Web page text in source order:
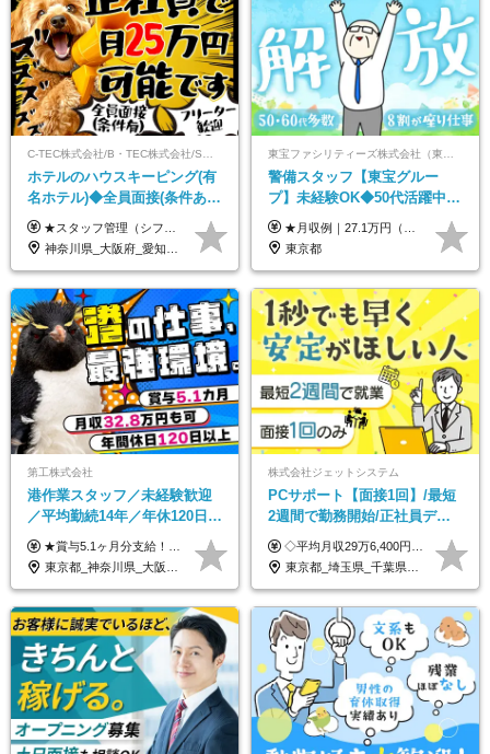
ホテルのハウスキーピング(有
名ホテル)◆全員面接(条件あ
り)◆未経験OK◆リゾート地
も選べる◆月25万円
★スタッフ管理（シフト調整など）の経験があれば【月給28万円以上】 ★賞与支給実績：基本給の2ヶ月分～3ヶ月分 ＝＝ライフスタイルに合わせて働き方を選べます＝＝ ■正社員 ＜未経験者＞月給25万円(寮なしの場合)～35万円＋賞与年2回 ＜経験者＞月給28万円～35万円＋賞与年2回 ※寮をご利用の場合は月給22万円～ ※経験やスキルに応じて決定します ※残業代全額支給 ※試用期間（3ヶ月間）中の雇用形態や待遇に差異はありません ※正社員の場合、転勤の可能性あり ■契約社員 月給22万円～＋残業代全額支給 ※契約社員の場合、賞与の支給および転勤の可能性はありません ※勤務時間や勤務日数の希望があればご相談に応じます ※試用期間なし ※契約の更新 有(勤務状況により判断する) 更新上限 有(通算契約期間の上限 1年/更新回数の上限 なし)
神奈川県_大阪府_愛知県_北海道_兵庫県_京都府_広島県_福岡県_大分県_宮崎県_鹿児島県_沖縄県
警備スタッフ【東宝グルー
プ】未経験OK◆50代活躍中
◆1勤務で2日分休み◆8割が座
り仕事◆賞与年2回
★月収例｜27.1万円（月給+残業代2.4万円+資格手当0.2万円+家族手当0.85万円） ★賞与年2回＆充実した手当あり！ ■月給23万6,500円～＋賞与年2回＋各種手当 ┗月給には職務手当19,500円、調整手当15,000円、住宅手当18,500円、契約社員手当1,500円を含みます ※試用期間4ヶ月(期間中の給与・待遇の差異はありません) ━━━━━━━━━━ 各種手当も充実！ ━━━━━━━━━━ ★家族手当 ★役付手当 ★資格手当 ★年末年始勤務手当 ★交通費支給（月5万円以内／6ヶ月分の定期代を支給） ★残業・深夜残業手当（全額支給） ━━━━━━━━━━ 給与支給日は毎月25日です ━━━━━━━━━━ 例：1月1日付入社の場合 1月25日に基本給+変動しない手当を支給 2月25日に前月分の残業手当など変動する手当を支給
東京都
第工株式会社
港作業スタッフ／未経験歓迎
／平均勤続14年／年休120日以
上／食事手当・家族手当あり
／賞与5.1ヶ月分
★賞与5.1ヶ月分支給！ ★入社3年目・30代で年収730万円の先輩も活躍中！ ★入社1年目・20代で月収29万円の実績あり 月給：22.5万円～30.5万円＋各種手当＋賞与年2回＋残業代全額支給 ※経験・能力などを考慮のうえ決定します ※上記月給には食事手当(5000円／月）を含みます ※残業代は分単位で100％支給いたします ※試用期間3ヶ月。その間の給与・待遇に差異はありません 【月収例】 ◆33.5万円／31歳 入社7か月 ◆38.5万円／32歳 入社1年目 ◆48.4万円／44歳 入社12年目 ※経験・能力などを考慮のうえ決定 ※月収・給与例には休日手当も含みます 【手当詳細】 ◆交通費規定支給（上限3万5000円／月） ◆時間外手当全額支給 ◆休日出勤手当 ◆港湾住宅あり（1R・2万円台～） ◆資格取得支援制度：全額負担 ◆地域手当：関東地区1万円／月
東京都_神奈川県_大阪府_愛知県_兵庫県
株式会社ジェットシステム
PCサポート【面接1回】/最短
2週間で勤務開始/正社員デビ
ュー歓迎/未経験9割以上/社員
寮・住宅手当あり
◇平均月収29万6,400円(各種手当含む) ◇住宅手当⇒最大家賃の半額支給 ◇賞与年2回支給 ■月給22万5,000円以上＋地域手当＋時間外手当＋住宅手当＋家族手当 ※経験やスキルに応じて給与を決定します ※試用期間2ヶ月あり（期間内は時給1,060円以上となります） └地域により上がる可能性があり／例：東京都時給1,370円 └その他待遇に差異なし ＜モデル月収例＞ 1年目：296,400円 3年目：320,000円 【固定残業代について】 なし（残業代は、実際の労働時間に応じて別途全額支給）
東京都_埼玉県_千葉県_愛知県_北海道_群馬県_長野県_富山県_石川県_静岡県_香川県_高知県_熊本県_長崎県_沖縄県